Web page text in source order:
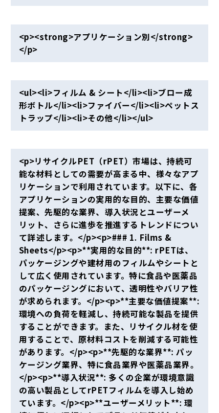
<p><strong>アプリケーション別</strong>
</p>
<ul><li>フィルム & シート</li><li>ブロー成
形ボトル</li><li>ファイバー</li><li>ペットス
トラップ</li><li>その他</li></ul>
<p>リサイクルPET（rPET）市場は、持続可
能な材料としての需要が高まる中、様々なアプ
リケーションで利用されています。以下に、各
アプリケーションの実用的な目的、主要な価値
提案、先駆的な業界、導入状況とユーザーメ
リット、さらに進歩を推進するトレンドについ
て詳述します。</p><p>### 1. Films &
Sheets</p><p>**実用的な目的**: rPETは、
パッケージングや建材用のフィルムやシートと
して広く使用されています。特に食品や医薬品
のパッケージングにおいて、透明性やバリア性
が求められます。</p><p>**主要な価値提案**:
環境への負荷を軽減し、持続可能な製品を提供
することができます。また、リサイクル材を使
用することで、原材料コストを削減する可能性
があります。</p><p>**先駆的な業界**: パッ
ケージング業界、特に食品業界や医薬品業界。
</p><p>**導入状況**: 多くの企業が環境意識
の高い製品としてrPETフィルムを導入し始め
ています。</p><p>**ユーザーメリット**: 環